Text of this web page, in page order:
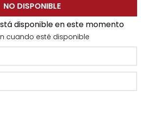
NO DISPONIBLE
disponible en este momento
cuando esté disponible